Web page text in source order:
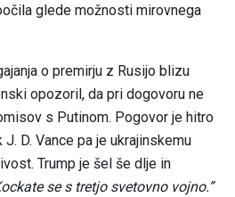
glede možnosti mirovnega
o premirju z Rusijo blizu
opozoril, da pri dogovoru ne
s Putinom. Pogovor je hitro
D. Vance pa je ukrajinskemu
Trump je šel še dlje in
se s tretjo svetovno vojno.”